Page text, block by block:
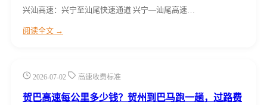
兴汕高速：兴宁至汕尾快速通道 兴宁—汕尾高速…
阅读全文 →
2026-07-02 高速收费标准
贺巴高速每公里多少钱？贺州到巴马跑一趟，过路费